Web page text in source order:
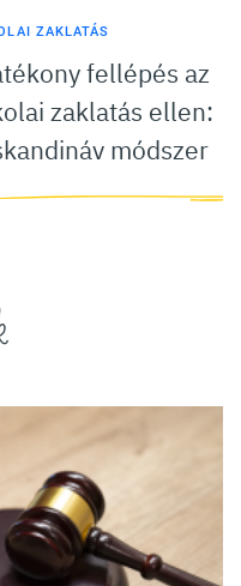
ZAKLATÁS
fellépés az
zaklatás ellen:
módszer